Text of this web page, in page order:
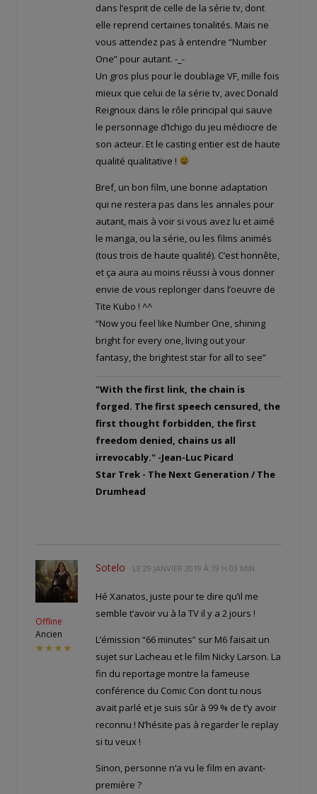
dans l’esprit de celle de la série tv, dont
elle reprend certaines tonalités. Mais ne
vous attendez pas à entendre “Number
One” pour autant. -_-
Un gros plus pour le doublage VF, mille fois
mieux que celui de la série tv, avec Donald
Reignoux dans le rôle principal qui sauve
le personnage d’Ichigo du jeu médiocre de
son acteur. Et le casting entier est de haute
qualité qualitative !
Bref, un bon film, une bonne adaptation
qui ne restera pas dans les annales pour
autant, mais à voir si vous avez lu et aimé
le manga, ou la série, ou les films animés
(tous trois de haute qualité). C’est honnête,
et ça aura au moins réussi à vous donner
envie de vous replonger dans l’oeuvre de
Tite Kubo ! ^^
“Now you feel like Number One, shining
bright for every one, living out your
fantasy, the brightest star for all to see”
"With the first link, the chain is
forged. The first speech censured, the
first thought forbidden, the first
freedom denied, chains us all
irrevocably." -Jean-Luc Picard
Star Trek - The Next Generation / The
Drumhead
Offline
Ancien
★★★★
Sotelo LE 29 JANVIER 2019 À 19 H 03 MIN
Hé Xanatos, juste pour te dire qu’il me
semble t’avoir vu à la TV il y a 2 jours !
L’émission “66 minutes” sur M6 faisait un
sujet sur Lacheau et le film Nicky Larson. La
fin du reportage montre la fameuse
conférence du Comic Con dont tu nous
avait parlé et je suis sûr à 99 % de t’y avoir
reconnu ! N’hésite pas à regarder le replay
si tu veux !
Sinon, personne n’a vu le film en avant-
première ?